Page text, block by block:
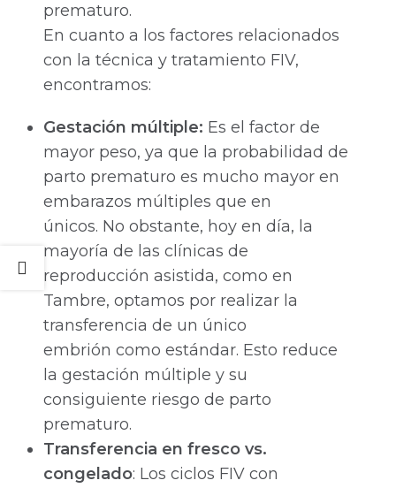
prematuro.
En cuanto a los factores relacionados
con la técnica y tratamiento FIV,
encontramos:
Gestación múltiple: Es el factor de
mayor peso, ya que la probabilidad de
parto prematuro es mucho mayor en
embarazos múltiples que en
únicos. No obstante, hoy en día, la
mayoría de las clínicas de
reproducción asistida, como en
Tambre, optamos por realizar la
transferencia de un único
embrión como estándar. Esto reduce
la gestación múltiple y su
consiguiente riesgo de parto
prematuro.
Transferencia en fresco vs.
congelado: Los ciclos FIV con